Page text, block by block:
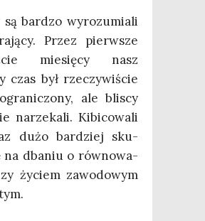
są bar­dzo wyro­zu­mia­li
Przez pierw­sze
mie­się­cy nasz
czas był rze­czy­wi­ście
ale bli­scy
narze­ka­li. Kibi­co­wa­li
dużo bar­dziej sku­
na dba­niu o rów­no­wa­
życiem zawo­do­wym